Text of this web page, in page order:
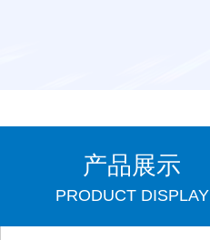
产品展示
PRODUCT DISPLAY